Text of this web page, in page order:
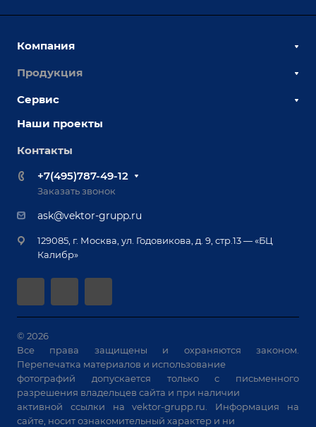
Компания
О компании
Выставки и мероприятия
Вопрос ответ
Реквизиты
Документы
Продукция
Сборочно-сварочные столы
Оснастка для сварочных столов
Оборудование для приварки крепежа
Приварной крепеж
Специализированные решения для сварки
Позиционеры и вращатели
Машины контактной сварки
Универсальные зажимы
Системы аспирации
Станки лазерной резки
Решения для учебных заведений
Сервис
Сервисное обслуживание
Обучение
Лизинг
Гарантия
автоматизации
Наши проекты
Контакты
+7(495)787-49-12
Заказать звонок
ask@vektor-grupp.ru
129085, г. Москва, ул. Годовикова, д. 9, стр.13 — «БЦ
Калибр»
© 2026
Все права защищены и охраняются законом.
Перепечатка материалов и использование
фотографий допускается только с письменного
разрешения владельцев сайта и при наличии
активной ссылки наvektor-grupp.ru . Информация на
сайте, носит ознакомительный характер и ни